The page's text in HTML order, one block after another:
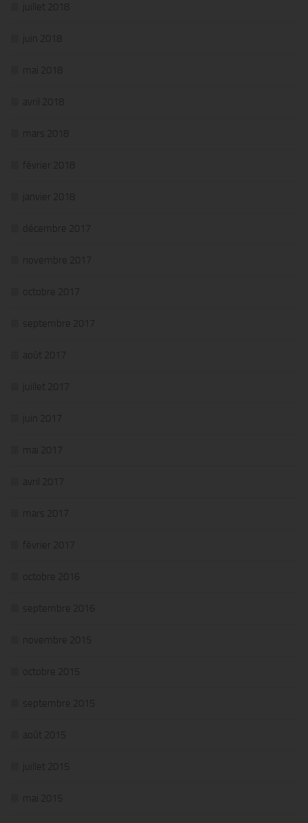
juillet 2018
juin 2018
mai 2018
avril 2018
mars 2018
février 2018
janvier 2018
décembre 2017
novembre 2017
octobre 2017
septembre 2017
août 2017
juillet 2017
juin 2017
mai 2017
avril 2017
mars 2017
février 2017
octobre 2016
septembre 2016
novembre 2015
octobre 2015
septembre 2015
août 2015
juillet 2015
mai 2015